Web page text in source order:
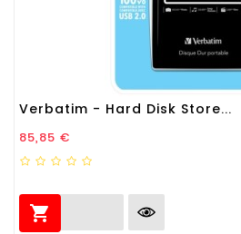
Verbatim - Hard Disk Store...
Prezzo
85,85 €
